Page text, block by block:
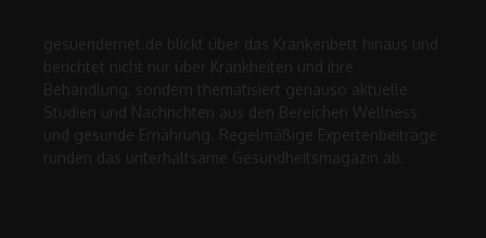
gesuendernet.de blickt über das Krankenbett hinaus und
berichtet nicht nur über Krankheiten und ihre
Behandlung, sondern thematisiert genauso aktuelle
Studien und Nachrichten aus den Bereichen Wellness
und gesunde Ernährung. Regelmäßige Expertenbeiträge
runden das unterhaltsame Gesundheitsmagazin ab.